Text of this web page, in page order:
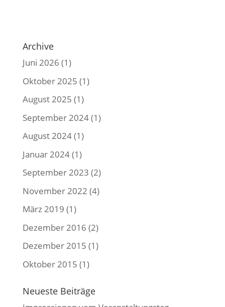
Archive
Juni 2026 (1)
Oktober 2025 (1)
August 2025 (1)
September 2024(1)
August 2024(1)
Januar 2024(1)
September 2023 (2)
November 2022 (4)
März 2019 (1)
Dezember 2016 (2)
Dezember 2015 (1)
Oktober 2015 (1)
Neueste Beiträge